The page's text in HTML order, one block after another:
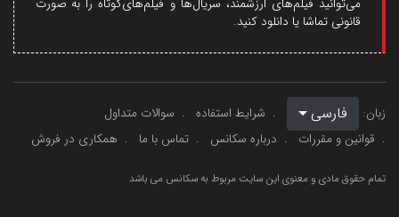
می‌توانید فیلم‌های ارزشمند، سریال‌ها و فیلم‌های‌کوتاه را به صورت
قانونی تماشا یا دانلود کنید.
زبان: فارسی شرایط استفاده
سوالات متداول
قوانین و مقررات
درباره سکانس تماس با ما همکاری در فروش
تمام حقوق مادی و معنوی این سایت مربوط به سکانس می باشد